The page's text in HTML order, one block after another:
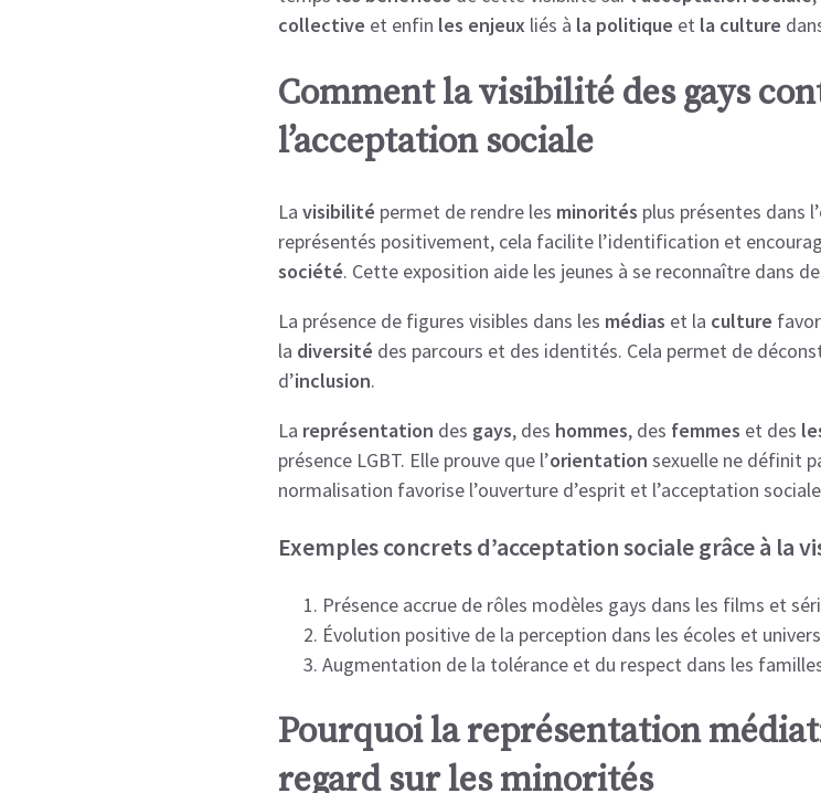
collective et enfin les enjeux liés à la politique et la culture
Comment la visibilité des gays
l’acceptation sociale
La visibilité permet de rendre les minorités plus présentes dans
représentés positivement, cela facilite l’identification et
société. Cette exposition aide les jeunes à se reconnaître dans
La présence de figures visibles dans les médias et la culture
la diversité des parcours et des identités. Cela permet de
d’inclusion.
La représentation des gays, des hommes, des femmes et des
présence LGBT. Elle prouve que l’orientation sexuelle ne définit
normalisation favorise l’ouverture d’esprit et l’acceptation
Exemples concrets d’acceptation sociale grâce à la
Présence accrue de rôles modèles gays dans les films et
Évolution positive de la perception dans les écoles et
Augmentation de la tolérance et du respect dans les
Pourquoi la représentation
regard sur les minorités